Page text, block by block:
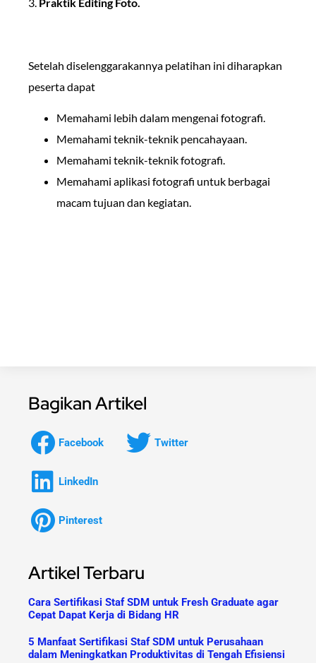
Setelah diselenggarakannya pelatihan ini diharapkan
peserta dapat
Memahami lebih dalam mengenai fotografi.
Memahami teknik-teknik pencahayaan.
Memahami teknik-teknik fotografi.
Memahami aplikasi fotografi untuk berbagai
macam tujuan dan kegiatan.
Bagikan Artikel
Facebook Twitter
LinkedIn
Pinterest
Artikel Terbaru
Cara Sertifikasi Staf SDM untuk Fresh Graduate agar
Cepat Dapat Kerja di Bidang HR
5 Manfaat Sertifikasi Staf SDM untuk Perusahaan
dalam Meningkatkan Produktivitas di Tengah Efisiensi